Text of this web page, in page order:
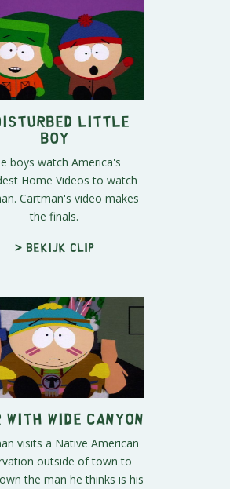
Little
Boy
boys watch America's
Home Videos to watch
Cartman's video makes
the finals.
> Bekijk clip
With Wide Canyon
visits a Native American
outside of town to
the man he thinks is his